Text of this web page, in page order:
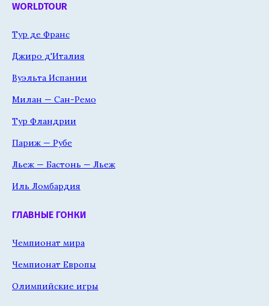
WORLDTOUR
Тур де Франс
Джиро д'Италия
Вуэльта Испании
Милан — Сан-Ремо
Тур Фландрии
Париж — Рубе
Льеж — Бастонь — Льеж
Иль Ломбардия
ГЛАВНЫЕ ГОНКИ
Чемпионат мира
Чемпионат Европы
Олимпийские игры